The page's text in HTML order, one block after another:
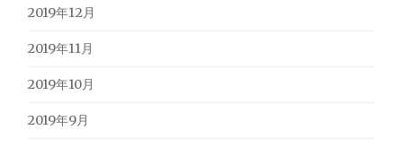
2019年12月
2019年11月
2019年10月
2019年9月